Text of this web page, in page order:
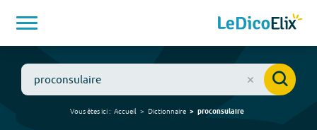
Vous êtes ici : Accueil Dictionnaire proconsulaire